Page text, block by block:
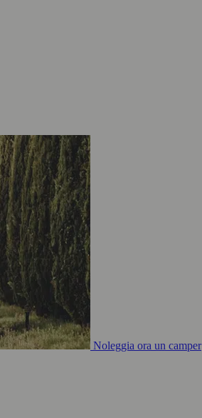
Noleggia ora un camper